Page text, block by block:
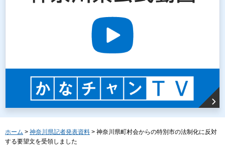
ホーム > 神奈川県記者発表資料 > 神奈川県町村会からの特別市の法制化に反対
する要望文を受領しました